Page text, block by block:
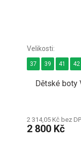
Dětské boty
2 314,05 Kč bez
2 800 Kč
37 39 41 42